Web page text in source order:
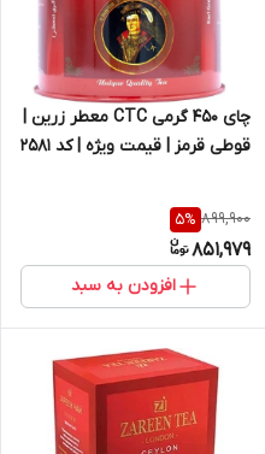
چای 450 گرمی CTC معطر زرین |
قوطی قرمز | قیمت ویژه | کد 2581
899,900
5%
851,979
افزودن به سبد